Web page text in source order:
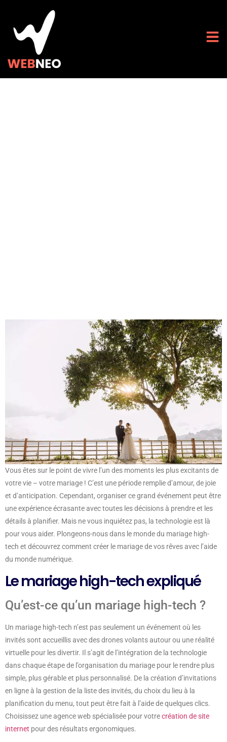
Vous êtes sur le point de vivre l’un des moments les plus excitants de
votre vie – votre mariage ! C’est une période remplie d’amour, de joie
et d’anticipation. Cependant, organiser ce grand événement peut être
une expérience écrasante avec toutes les décisions à prendre et les
détails à planifier. Mais ne vous inquiétez pas, la technologie est là
pour vous aider. Plongeons-nous dans le monde du mariage high-
tech et découvrez comment créer le mariage de vos rêves avec l’aide
du monde numérique.
Le mariage high-tech expliqué
Qu’est-ce qu’un mariage high-tech ?
Un mariage high-tech n’est pas seulement un événement où les
invités sont accueillis avec des drones volants autour ou une réalité
virtuelle pour les divertir. Il s’agit de l’intégration de la technologie
dans chaque étape de l’organisation du mariage pour le rendre plus
simple, plus gérable et plus personnalisé. De la création d’invitations
en ligne à la gestion de la liste des invités, du choix du lieu à la
planification du menu, tout peut être fait à l’aide de quelques clics.
Choisissez une agence web spécialisée pour votrecréation de site
internet pour des résultats ergonomiques.